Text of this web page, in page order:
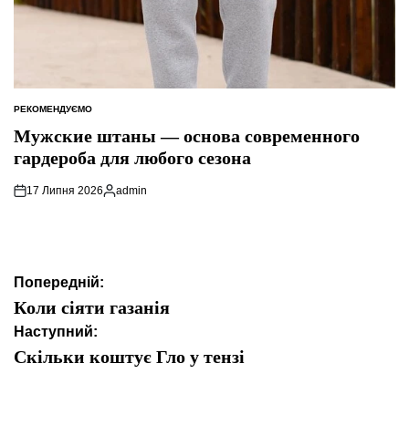
ОПУБЛІКУВАТИ
РЕКОМЕНДУЄМО
Мужские штаны — основа современного
гардероба для любого сезона
17 Липня 2026
Опубліковано
admin
Навігація
записів
Попередній:
Коли сіяти газанія
Наступний:
Скільки коштує Гло у тензі